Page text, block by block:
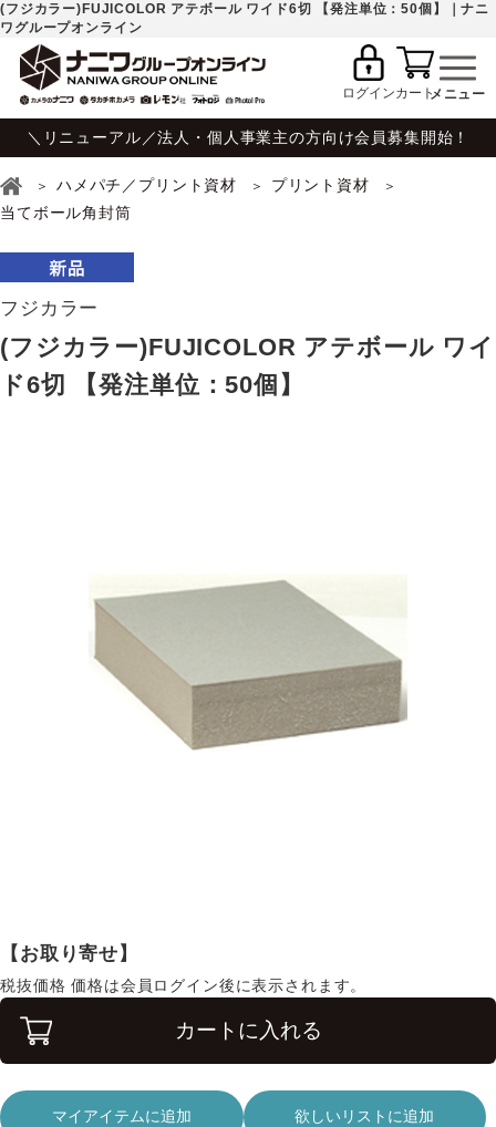
(フジカラー)FUJICOLOR アテボール ワイド6切 【発注単位：50個】｜ナニ
ワグループオンライン
ログインカート
＼リニューアル／法人・個人事業主の方向け会員募集開始！
ハメパチ／プリント資材
プリント資材
当てボール角封筒
フジカラー
(フジカラー)FUJICOLOR アテボール ワイ
ド6切 【発注単位：50個】
【お取り寄せ】
税抜価格 価格は会員ログイン後に表示されます。
カートに入れる
マイアイテムに追加 欲しいリストに追加